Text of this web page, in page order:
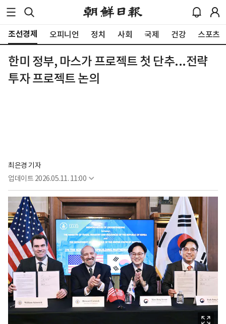
조선경제 오피니언 정치 사회 국제 건강 스포츠
한미 정부, 마스가 프로젝트 첫 단추...전략
투자 프로젝트 논의
최은경 기자
업데이트 2026.05.11. 11:00